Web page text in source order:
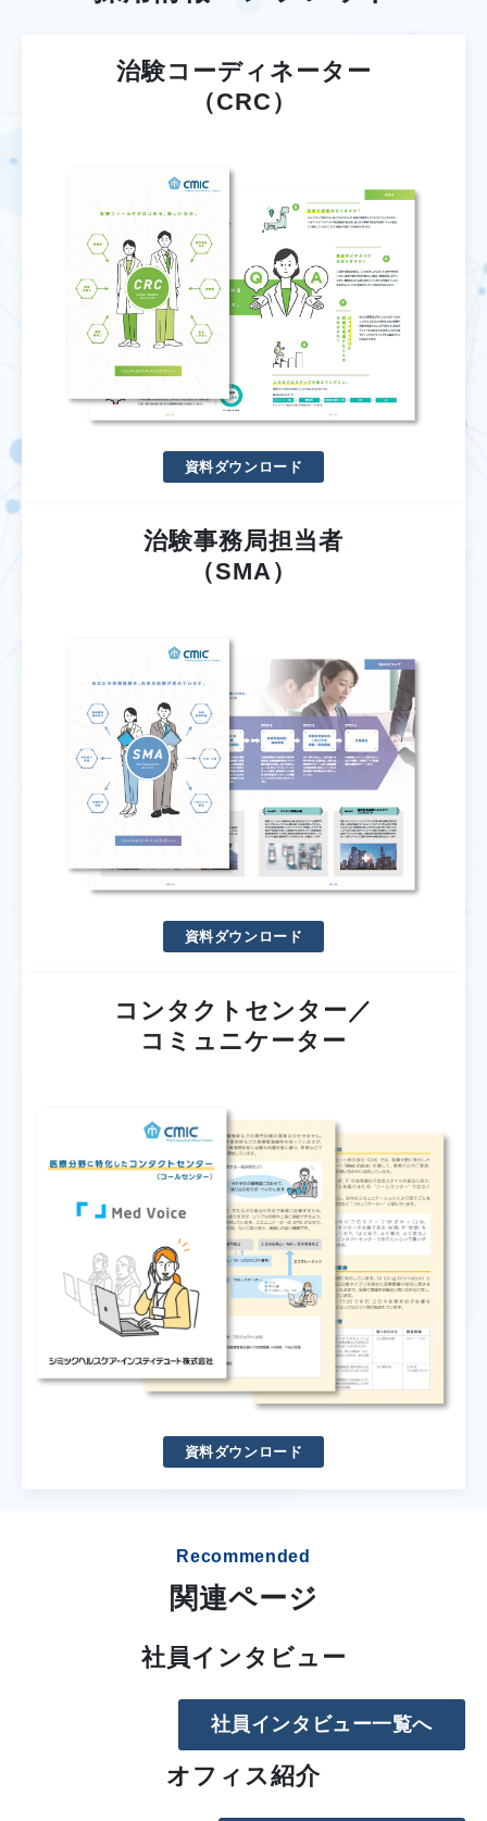
治験コーディネーター
（CRC）
資料ダウンロード
治験事務局担当者
（SMA）
資料ダウンロード
コンタクトセンター／
コミュニケーター
資料ダウンロード
Recommended
関連ページ
社員インタビュー
社員インタビュー一覧へ
オフィス紹介